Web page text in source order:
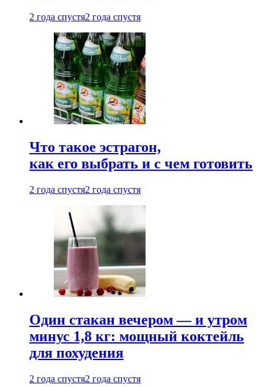
2 года спустя2 года спустя
Что такое эстрагон,
как его выбрать и с чем готовить
2 года спустя2 года спустя
Один стакан вечером — и утром
минус 1,8 кг: мощный коктейль
для похудения
2 года спустя2 года спустя